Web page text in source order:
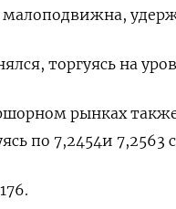
торгуясь на
рынках
по 7,2454​ и 7,2563